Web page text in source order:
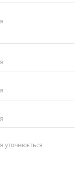
уточнюється